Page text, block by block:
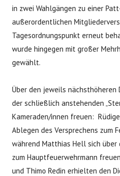
in zwei Wahlgängen zu einer
außerordentlichen
Tagesordnungspunkt erneut
wurde hingegen mit großer
gewählt.
Über den jeweils nächsthöheren
der schließlich anstehenden
Kameraden/innen freuen:
Ablegen des Versprechens zum
während Matthias Hell sich über
zum Hauptfeuerwehrmann
und Thimo Redin erhielten den